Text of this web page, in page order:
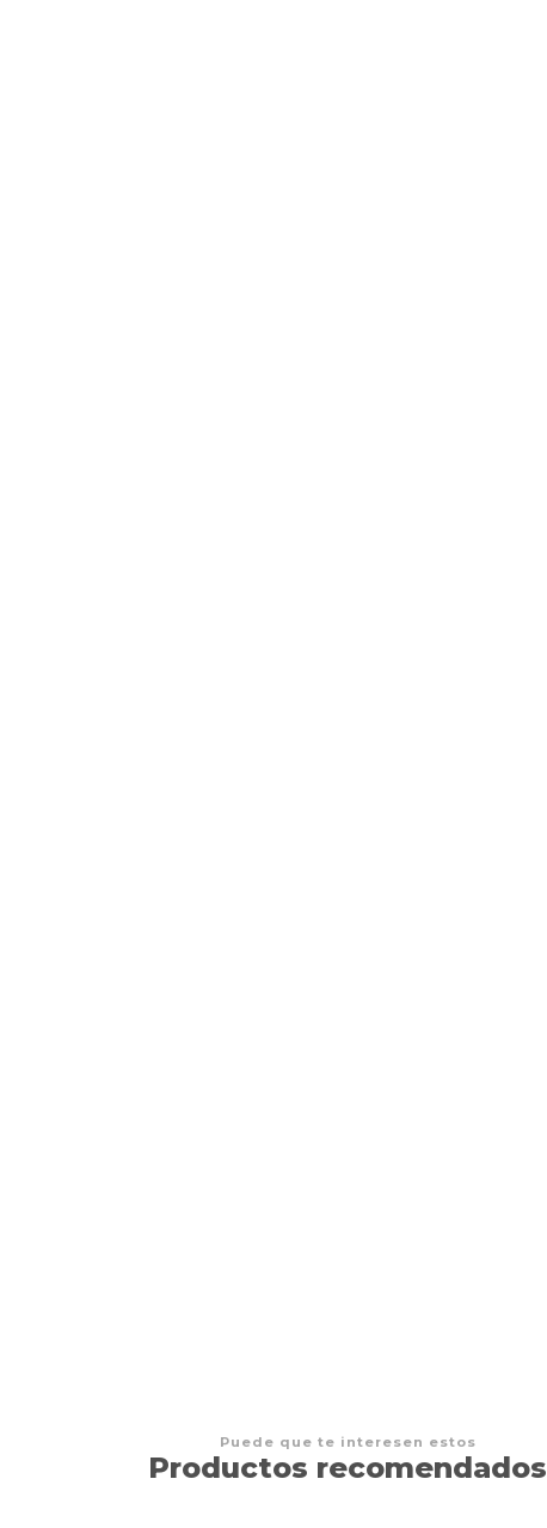
Puede que te interesen estos
Productos recomendados